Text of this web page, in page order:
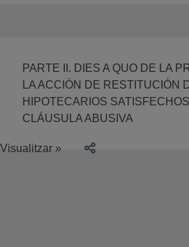
PARTE II. DIES A QUO DE LA
LA ACCIÓN DE RESTITUCIÓN
HIPOTECARIOS
CLÁUSULA ABUSIVA
Visualitzar »